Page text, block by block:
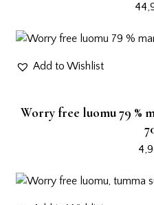
Add to Wishlist
Worry free luomu 79 %